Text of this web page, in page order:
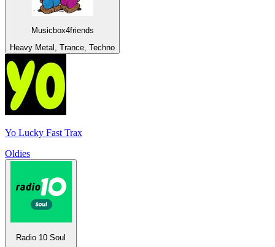
Musicbox4friends
Heavy Metal, Trance, Techno
Yo Lucky Fast Trax
Oldies
Radio 10 Soul